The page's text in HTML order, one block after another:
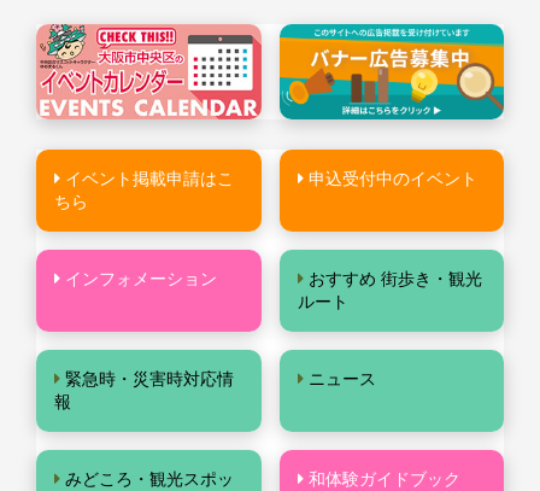
イベント掲載申請はこ
ちら
申込受付中のイベント
インフォメーション
おすすめ 街歩き・観光
ルート
緊急時・災害時対応情
報
ニュース
みどころ・観光スポッ
和体験ガイドブック